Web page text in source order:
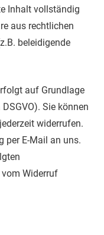
Inhalt vollständig
aus rechtlichen
beleidigende
auf Grundlage
Sie können
widerrufen.
per E-Mail an uns.
Widerruf